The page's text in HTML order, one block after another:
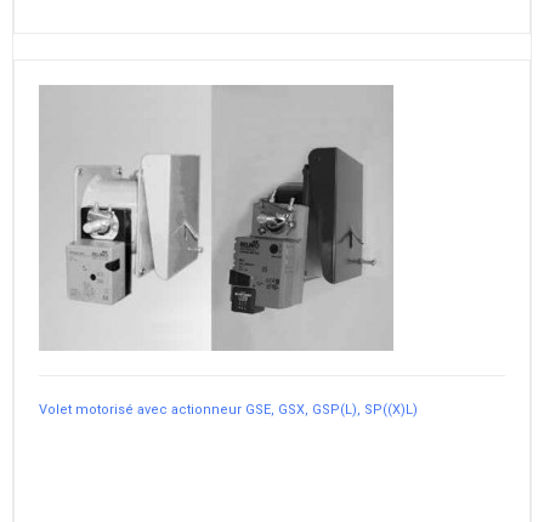
Volet motorisé avec actionneur GSE, GSX, GSP(L), SP((X)L)